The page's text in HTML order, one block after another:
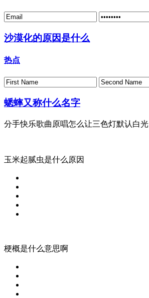
沙漠化的原因是什么
热点
蟋蟀又称什么名字
分手快乐歌曲原唱怎么让三色灯默认白光
玉米起腻虫是什么原因
梗概是什么意思啊